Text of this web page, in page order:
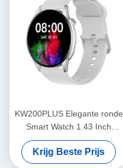
KW200PLUS Elegante ronde
Smart Watch 1.43 Inch
Gezondheid Monitoring
Smart Watch
Krijg Beste Prijs